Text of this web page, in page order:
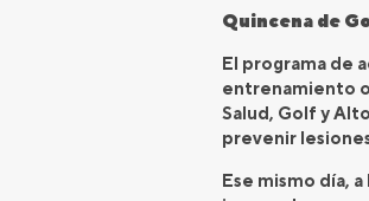
Quincena de
El programa de
entrenamiento
Salud, Golf y
prevenir
Ese mismo día,